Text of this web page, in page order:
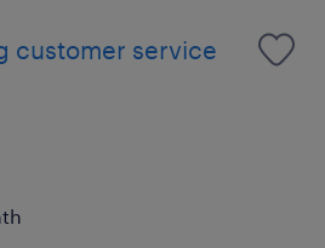
customer service